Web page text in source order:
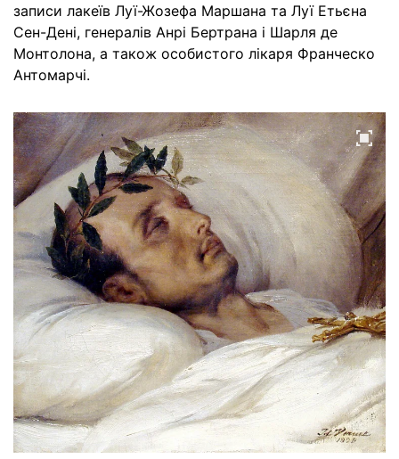
записи лакеїв Луї-Жозефа Маршана та Луї Етьєна
Сен-Дені, генералів Анрі Бертрана і Шарля де
Монтолона, а також особистого лікаря Франческо
Антомарчі.